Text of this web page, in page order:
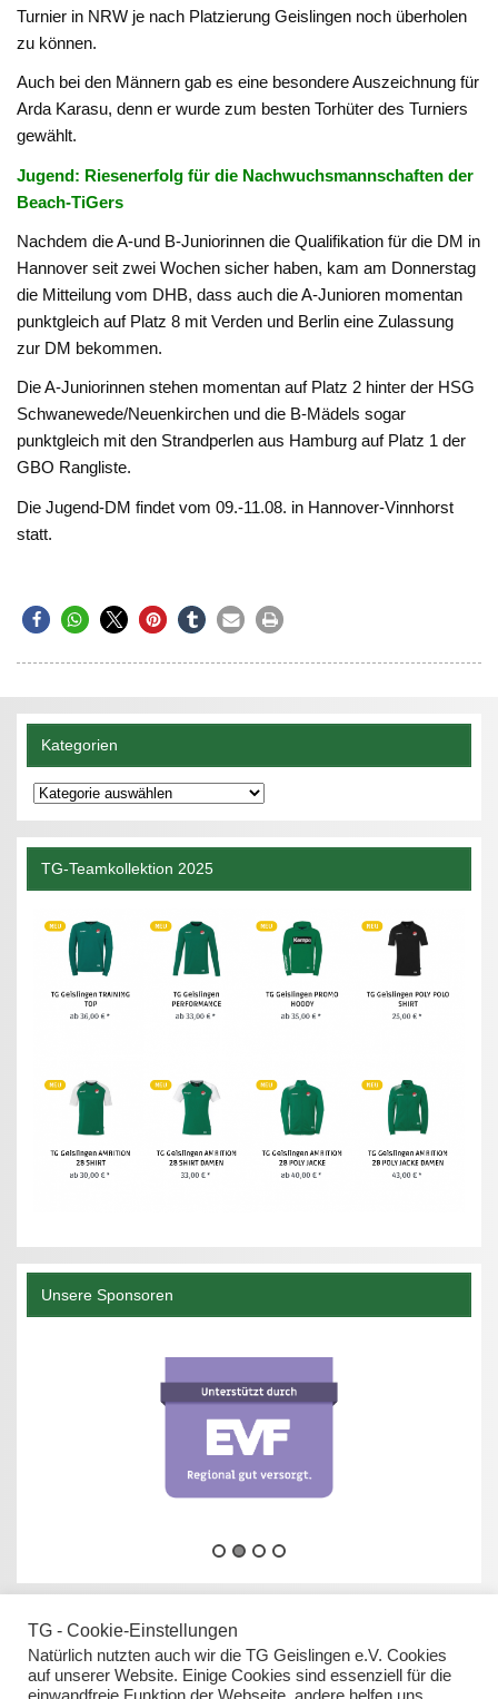
Turnier in NRW je nach Platzierung Geislingen noch überholen
zu können.
Auch bei den Männern gab es eine besondere Auszeichnung für
Arda Karasu, denn er wurde zum besten Torhüter des Turniers
gewählt.
Jugend: Riesenerfolg für die Nachwuchsmannschaften der
Beach-TiGers
Nachdem die A-und B-Juniorinnen die Qualifikation für die DM in
Hannover seit zwei Wochen sicher haben, kam am Donnerstag
die Mitteilung vom DHB, dass auch die A-Junioren momentan
punktgleich auf Platz 8 mit Verden und Berlin eine Zulassung
zur DM bekommen.
Die A-Juniorinnen stehen momentan auf Platz 2 hinter der HSG
Schwanewede/Neuenkirchen und die B-Mädels sogar
punktgleich mit den Strandperlen aus Hamburg auf Platz 1 der
GBO Rangliste.
Die Jugend-DM findet vom 09.-11.08. in Hannover-Vinnhorst
statt.
Kategorien
Kategorien
TG-Teamkollektion 2025
Unsere Sponsoren
TG - Cookie-Einstellungen
Natürlich nutzten auch wir die TG Geislingen e.V. Cookies
auf unserer Website. Einige Cookies sind essenziell für die